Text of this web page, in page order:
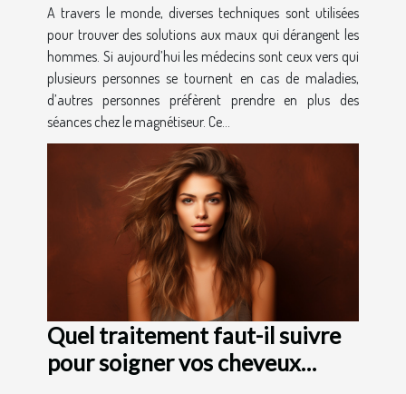
A travers le monde, diverses techniques sont utilisées
pour trouver des solutions aux maux qui dérangent les
hommes. Si aujourd’hui les médecins sont ceux vers qui
plusieurs personnes se tournent en cas de maladies,
d’autres personnes préfèrent prendre en plus des
séances chez le magnétiseur. Ce...
Quel traitement faut-il suivre
pour soigner vos cheveux